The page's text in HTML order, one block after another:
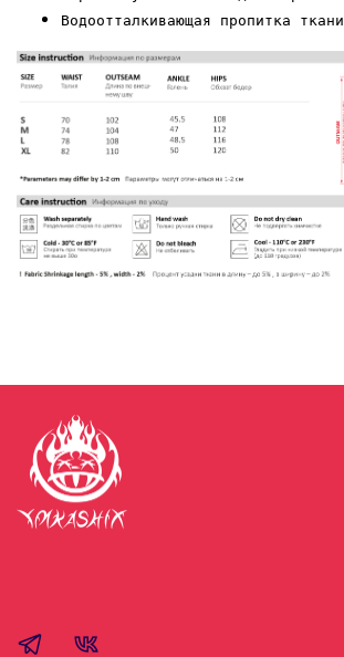
Водоотталкивающая пропитка ткани